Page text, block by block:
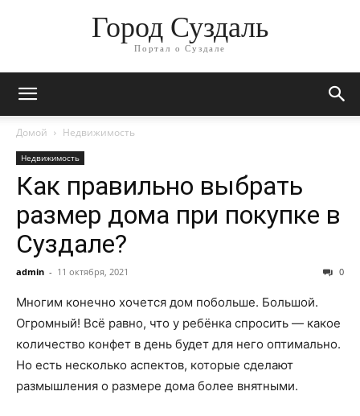
Город Суздаль
Портал о Суздале
Домой Недвижимость
Недвижимость
Как правильно выбрать
размер дома при покупке в
Суздале?
admin - 11 октября, 2021 0
Многим конечно хочется дом побольше. Большой.
Огромный! Всё равно, что у ребёнка спросить — какое
количество конфет в день будет для него оптимально.
Но есть несколько аспектов, которые сделают
размышления о размере дома более внятными.